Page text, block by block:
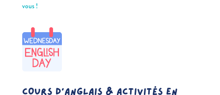
vous !
COURS D'ANGLAIS & ACTIVITÉS EN